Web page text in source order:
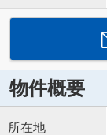
物件概要
所在地